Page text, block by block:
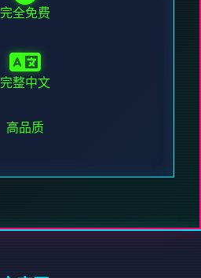
完全免费
完整中文
高品质